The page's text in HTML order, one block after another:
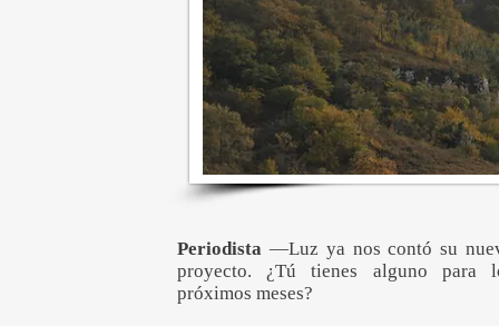
Periodista —Luz ya nos contó su
proyecto. ¿Tú tienes alguno para
próximos meses?